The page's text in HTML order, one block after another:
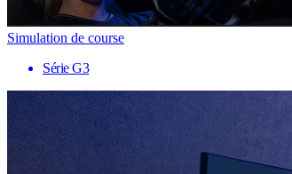
Simulation de course
Série G3